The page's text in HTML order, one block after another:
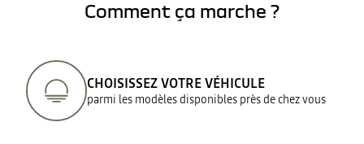
Comment ça marche ?
CHOISISSEZ VOTRE VÉHICULE
parmi les modèles disponibles près de chez vous